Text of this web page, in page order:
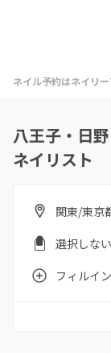
ネイル予約はネイリ
八王子・日
ネイリスト
関東/東京
選択しない
フィルイン